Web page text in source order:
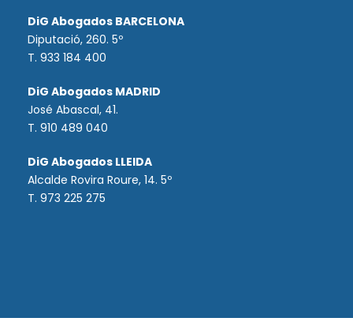
DiG Abogados BARCELONA
Diputació, 260. 5º
T. 933 184 400
DiG Abogados MADRID
José Abascal, 41.
T. 910 489 040
DiG Abogados LLEIDA
Alcalde Rovira Roure, 14. 5º
T. 973 225 275